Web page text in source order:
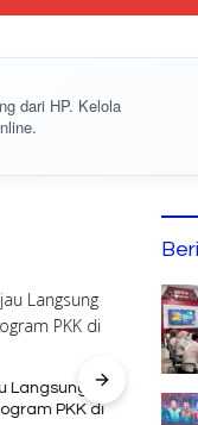
dari HP. Kelola
Langsung
PKK di
81